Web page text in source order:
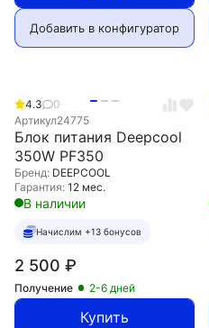
Добавить в конфигуратор
4.3
0
Артикул24775
Блок питания Deepcool
350W PF350
Бренд: DEEPCOOL
Гарантия: 12 мес.
В наличии
Начислим +13 бонусов
2 500 ₽
Получение 2-6 дней
Купить